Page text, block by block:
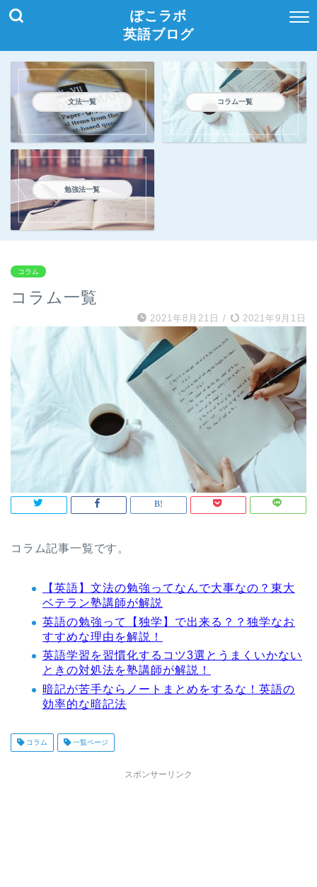
ぽこラボ
英語ブログ
文法一覧 コラム一覧
勉強法一覧
コラム
コラム一覧
2021年8月21日 / 2021年9月1日
コラム記事一覧です。
【英語】文法の勉強ってなんで大事なの？東大
ベテラン塾講師が解説
英語の勉強って【独学】で出来る？？独学なお
すすめな理由を解説！
英語学習を習慣化するコツ3選とうまくいかない
ときの対処法を塾講師が解説！
暗記が苦手ならノートまとめをするな！英語の
効率的な暗記法
コラム 一覧ページ
スポンサーリンク